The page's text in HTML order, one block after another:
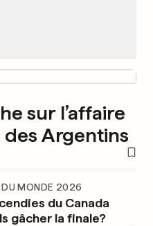
sur l’affaire
Argentins
DU MONDE 2026
du Canada
gâcher la finale?